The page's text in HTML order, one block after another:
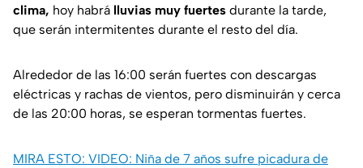
clima, hoy habrá lluvias muy fuertes durante la tarde,
que serán intermitentes durante el resto del día.
Alrededor de las 16:00 serán fuertes con descargas
eléctricas y rachas de vientos, pero disminuirán y cerca
de las 20:00 horas, se esperan tormentas fuertes.
MIRA ESTO: VIDEO: Niña de 7 años sufre picadura de